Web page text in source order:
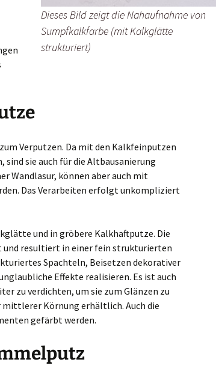
Dieses Bild zeigt die Nahaufnahme von
Sumpfkalkfarbe (mit Kalkglätte
strukturiert)
Verputzen. Da mit den Kalkfeinputzen
sind sie auch für die Altbausanierung
Wandlasur, können aber auch mit
Das Verarbeiten erfolgt unkompliziert
und in gröbere Kalkhaftputze. Die
resultiert in einer fein strukturierten
Spachteln, Beisetzen dekorativer
Effekte realisieren. Es ist auch
zu verdichten, um sie zum Glänzen zu
Körnung erhältlich. Auch die
gefärbt werden.